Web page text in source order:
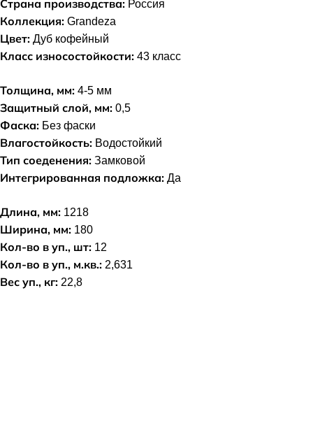
Страна производства: Россия
Коллекция: Grandeza
Цвет: Дуб кофейный
Класс износостойкости: 43 класс
Толщина, мм: 4-5 мм
Защитный слой, мм: 0,5
Фаска: Без фаски
Влагостойкость: Водостойкий
Тип соеденения: Замковой
Интегрированная подложка: Да
Длина, мм: 1218
Ширина, мм: 180
Кол-во в уп., шт: 12
Кол-во в уп., м.кв.: 2,631
Вес уп., кг: 22,8